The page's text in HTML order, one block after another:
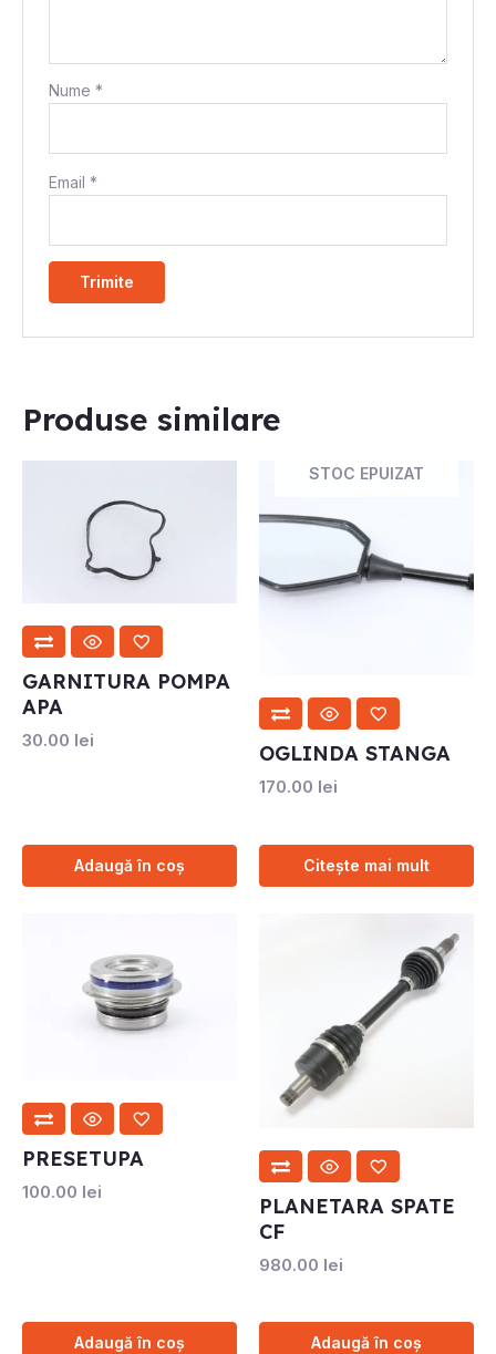
Nume*
Email*
Produse similare
GARNITURA POMPA
APA
30.00 lei
Adaugă în coș
STOC EPUIZAT
OGLINDA STANGA
170.00 lei
Citește mai mult
PRESETUPA
100.00 lei
Adaugă în coș
PLANETARA SPATE
CF
980.00 lei
Adaugă în coș